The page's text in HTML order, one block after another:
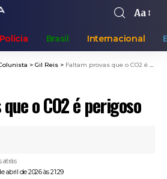
Aa
Polícia Brasil Internacional
> Gil Reis > Faltam provas que o CO2 é perigoso
o CO2 é perigoso
abril de 2026 às 21:29
atrás